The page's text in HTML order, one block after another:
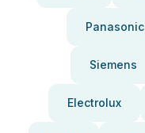
Panasonic
Siemens
Electrolux